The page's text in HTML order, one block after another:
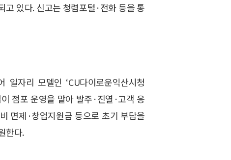
고 있다. 신고는 청렴포털·전화 등을 통
일자리 모델인 ‘CU다이로운익산시청
점포 운영을 맡아 발주·진열·고객 응
면제·창업지원금 등으로 초기 부담을
한다.